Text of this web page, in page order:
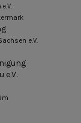
e.V.
e.V.